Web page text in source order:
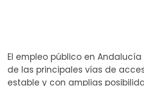
El empleo público en
de las principales vías de
estable y con amplias